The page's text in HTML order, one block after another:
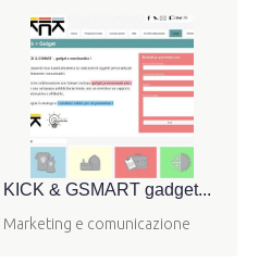
KICK & GSMART gadget...
Marketing e comunicazione